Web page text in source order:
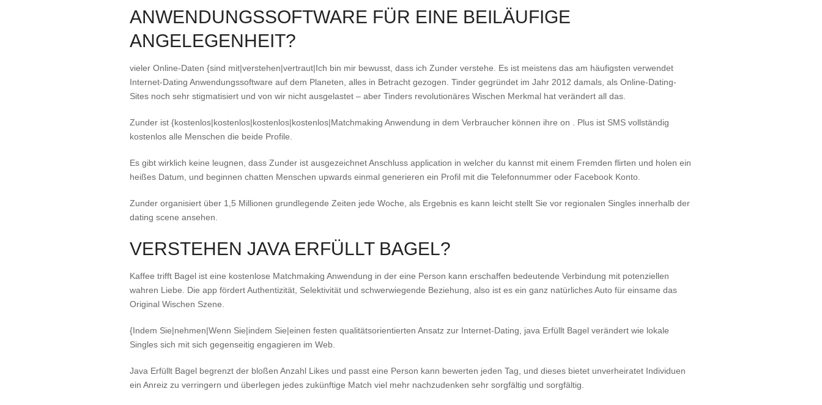
ANWENDUNGSSOFTWARE FÜR EINE BEILÄUFIGE
ANGELEGENHEIT?
vieler Online-Daten {sind mit|verstehen|vertraut|Ich bin mir bewusst, dass ich Zunder verstehe. Es ist meistens das am häufigsten verwendet
Internet-Dating Anwendungssoftware auf dem Planeten, alles in Betracht gezogen. Tinder gegründet im Jahr 2012 damals, als Online-Dating-
Sites noch sehr stigmatisiert und von wir nicht ausgelastet – aber Tinders revolutionäres Wischen Merkmal hat verändert all das.
Zunder ist {kostenlos|kostenlos|kostenlos|kostenlos|Matchmaking Anwendung in dem Verbraucher können ihre on . Plus ist SMS vollständig
kostenlos alle Menschen die beide Profile.
Es gibt wirklich keine leugnen, dass Zunder ist ausgezeichnet Anschluss application in welcher du kannst mit einem Fremden flirten und holen ein
heißes Datum, und beginnen chatten Menschen upwards einmal generieren ein Profil mit die Telefonnummer oder Facebook Konto.
Zunder organisiert über 1,5 Millionen grundlegende Zeiten jede Woche, als Ergebnis es kann leicht stellt Sie vor regionalen Singles innerhalb der
dating scene ansehen.
VERSTEHEN JAVA ERFÜLLT BAGEL?
Kaffee trifft Bagel ist eine kostenlose Matchmaking Anwendung in der eine Person kann erschaffen bedeutende Verbindung mit potenziellen
wahren Liebe. Die app fördert Authentizität, Selektivität und schwerwiegende Beziehung, also ist es ein ganz natürliches Auto für einsame das
Original Wischen Szene.
{Indem Sie|nehmen|Wenn Sie|indem Sie|einen festen qualitätsorientierten Ansatz zur Internet-Dating, java Erfüllt Bagel verändert wie lokale
Singles sich mit sich gegenseitig engagieren im Web.
Java Erfüllt Bagel begrenzt der bloßen Anzahl Likes und passt eine Person kann bewerten jeden Tag, und dieses bietet unverheiratet Individuen
ein Anreiz zu verringern und überlegen jedes zukünftige Match viel mehr nachzudenken sehr sorgfältig und sorgfältig.